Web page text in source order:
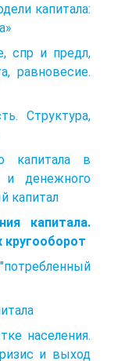
капитала:
спр и предл,
равновесие.
Структура,
капитала в
и денежного
капитал
капитала.
населения.
и выход